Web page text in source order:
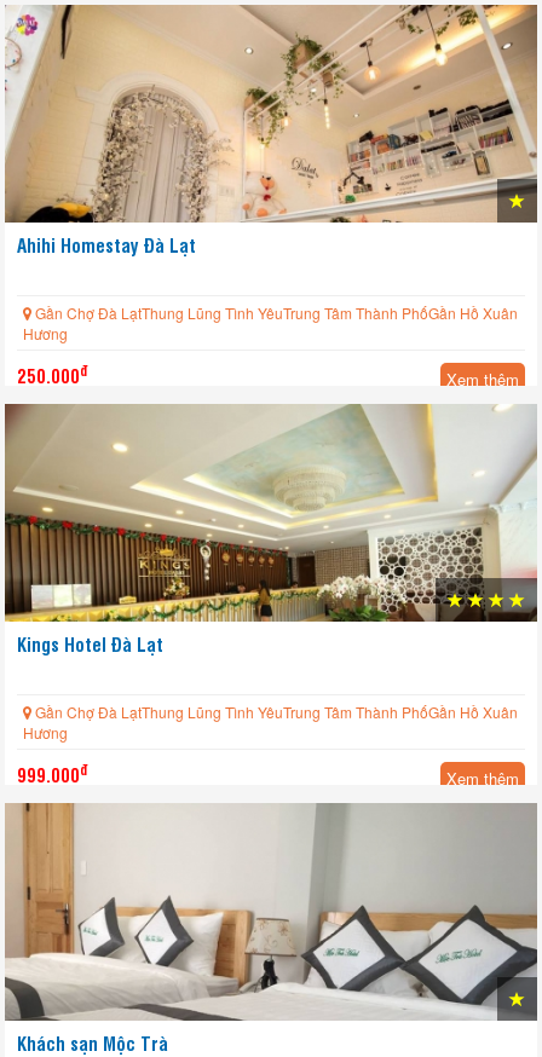
Ahihi Homestay Đà Lạt
Gần Chợ Đà LạtThung Lũng Tình YêuTrung Tâm Thành PhốGần Hồ Xuân
Hương
250.000đ Xem thêm
Kings Hotel Đà Lạt
Gần Chợ Đà LạtThung Lũng Tình YêuTrung Tâm Thành PhốGần Hồ Xuân
Hương
999.000đ Xem thêm
Khách sạn Mộc Trà